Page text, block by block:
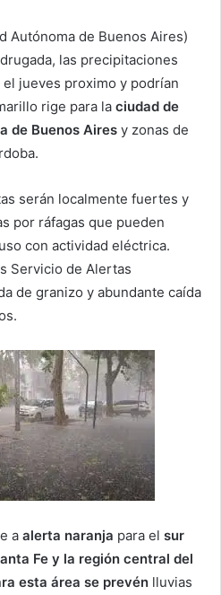
Autónoma de Buenos Aires)
las precipitaciones
jueves proximo y podrían
rige para la ciudad de
de Buenos Aires y zonas de
serán localmente fuertes y
por ráfagas que pueden
con actividad eléctrica.
Servicio de Alertas
de granizo y abundante caída
a alerta naranja para el sur
Fe y la región central del
esta área se prevén lluvias